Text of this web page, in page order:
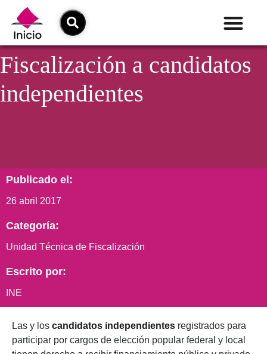
Fiscalización a candidatos
independientes
Publicado el:
26 abril 2017
Categoría:
Unidad Técnica de Fiscalización
Escrito por:
INE
Las y los candidatos independientes registrados para
participar por cargos de elección popular federal y local